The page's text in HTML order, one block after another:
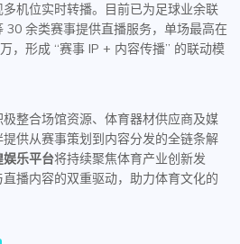
机位实时转播。目前已为足球业余联
30 余类赛事提供直播服务，单场最高在
，形成 “赛事 IP + 内容传播” 的联动模
整合场馆资源、体育器材供应商及媒
供从赛事策划到内容分发的全链条解
娱乐平台将持续聚焦体育产业创新发
播内容的双重驱动，助力体育文化的